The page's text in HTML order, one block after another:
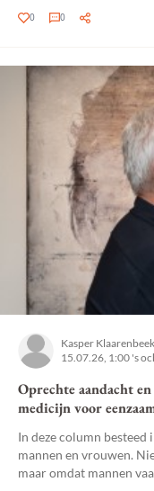
0 0
Kasper Klaarenbeek
15.07.26, 1:00 's
Oprechte aandacht
medicijn voor
In deze column besteed
mannen en vrouwen.
maar omdat mannen